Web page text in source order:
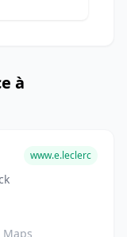
à
www.e.leclerc
Maps